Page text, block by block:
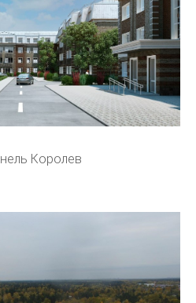
Королев